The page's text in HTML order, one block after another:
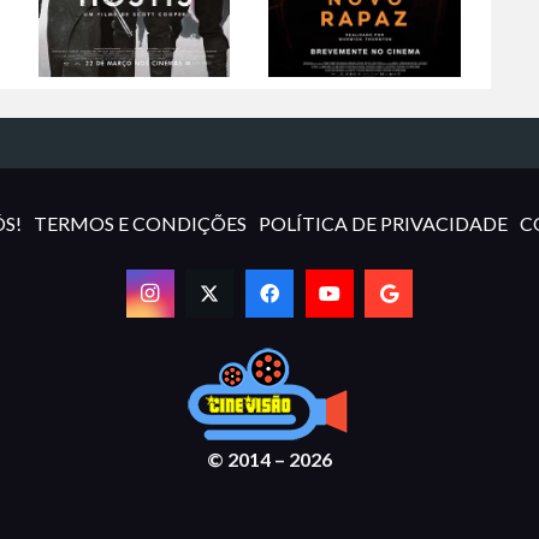
TERMOS E CONDIÇÕES POLÍTICA DE PRIVACIDADE
© 2014 – 2026